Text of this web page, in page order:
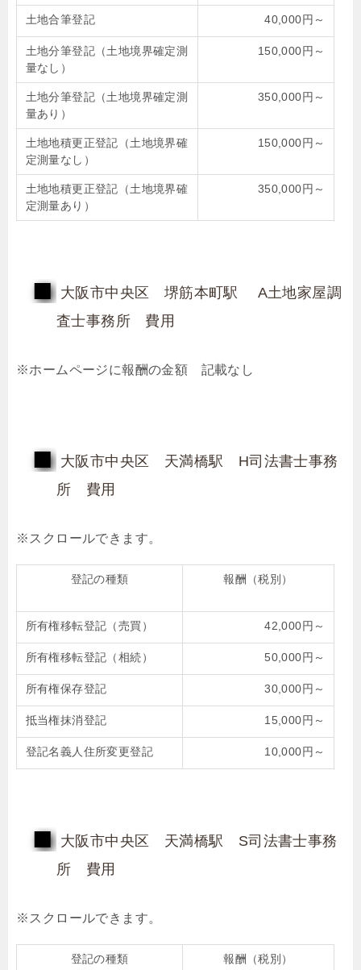
土地合筆登記 40,000円～
土地分筆登記（土地境界確定測
量なし）
150,000円～
土地分筆登記（土地境界確定測
量あり）
350,000円～
土地地積更正登記（土地境界確
定測量なし）
150,000円～
土地地積更正登記（土地境界確
定測量あり）
350,000円～
大阪市中央区 堺筋本町駅 A土地家屋調
査士事務所 費用
※ホームページに報酬の金額 記載なし
大阪市中央区 天満橋駅 H司法書士事務
所 費用
登記の種類 報酬（税別）
所有権移転登記（売買） 42,000円～
所有権移転登記（相続） 50,000円～
所有権保存登記 30,000円～
抵当権抹消登記 15,000円～
登記名義人住所変更登記 10,000円～
大阪市中央区 天満橋駅 S司法書士事務
所 費用
登記の種類 報酬（税別）